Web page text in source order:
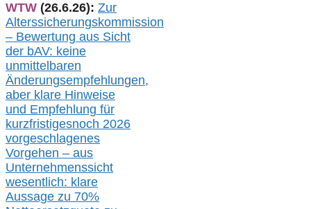
WTW (26.6.26): Zur
Alterssicherungskommission
– Bewertung aus Sicht
der bAV: keine
unmittelbaren
Änderungsempfehlungen,
aber klare Hinweise
und Empfehlung für
kurzfristigesnoch 2026
vorgeschlagenes
Vorgehen – aus
Unternehmenssicht
wesentlich: klare
Aussage zu 70%